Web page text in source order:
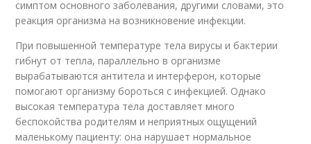
симптом основного заболевания, другими словами, это
реакция организма на возникновение инфекции.
При повышенной температуре тела вирусы и бактерии
гибнут от тепла, параллельно в организме
вырабатываются антитела и интерферон, которые
помогают организму бороться с инфекцией. Однако
высокая температура тела доставляет много
беспокойства родителям и неприятных ощущений
маленькому пациенту: она нарушает нормальное